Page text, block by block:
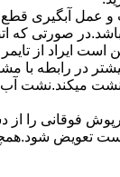
اﺳﺖ و ﻋﻤﻞ آﺑﮕﯿﺮی
صورتی که
ایراد از
در رابطه با
آب ﻧﺸﺖ
ﻓﻮﻗﺎﻧﯽ را
ﺗﻌﻮﯾﺾ